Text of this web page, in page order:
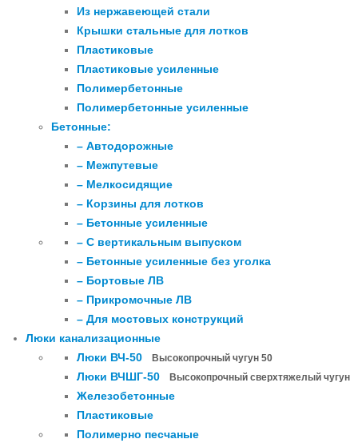
Из нержавеющей стали
Крышки стальные для лотков
Пластиковые
Пластиковые усиленные
Полимербетонные
Полимербетонные усиленные
Бетонные:
– Автодорожные
– Межпутевые
– Мелкосидящие
– Корзины для лотков
– Бетонные усиленные
– С вертикальным выпуском
– Бетонные усиленные без уголка
– Бортовые ЛВ
– Прикромочные ЛВ
– Для мостовых конструкций
Люки канализационные
Люки ВЧ-50
Высокопрочный чугун 50
Люки ВЧШГ-50 Высокопрочный сверхтяжелый чугун
Железобетонные
Пластиковые
Полимерно песчаные